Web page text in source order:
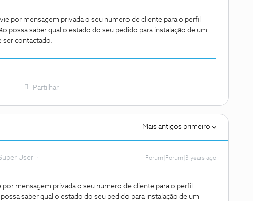
por mensagem privada o seu numero de cliente para o perfil
possa saber qual o estado do seu pedido para instalação de um
ser contactado.
Partilhar
Mais antigos primeiro
User Forum|Forum|3 years ago
por mensagem privada o seu numero de cliente para o perfil
saber qual o estado do seu pedido para instalação de um